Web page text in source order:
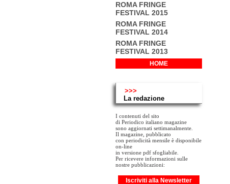
ROMA FRINGE
FESTIVAL 2015
ROMA FRINGE
FESTIVAL 2014
ROMA FRINGE
FESTIVAL 2013
HOME
>>>
La redazione
I contenuti del sito
di Periodico italiano magazine
sono aggiornati settimanalmente.
Il magazine, pubblicato
con periodicità mensile è disponibile
on-line
in versione pdf sfogliabile.
Per ricevere informazioni sulle
nostre pubblicazioni:
Iscriviti alla Newsletter